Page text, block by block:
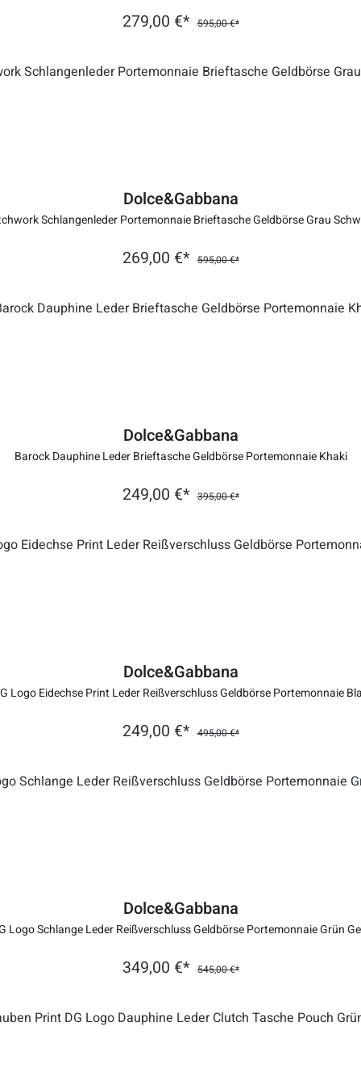
279,00 €* 595,00 €*
Dolce&Gabbana
Schlangenleder Portemonnaie Brieftasche Geldbörse Grau
269,00 €* 595,00 €*
Dolce&Gabbana
Barock Dauphine Leder Brieftasche Geldbörse Portemonnaie Khaki
249,00 €* 395,00 €*
Dolce&Gabbana
Logo Eidechse Print Leder Reißverschluss Geldbörse Portemonnaie
249,00 €* 495,00 €*
Dolce&Gabbana
Logo Schlange Leder Reißverschluss Geldbörse Portemonnaie Grün
349,00 €* 545,00 €*